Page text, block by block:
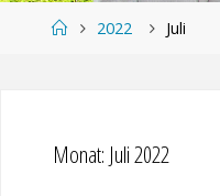
Home2022 Juli
Monat: Juli 2022